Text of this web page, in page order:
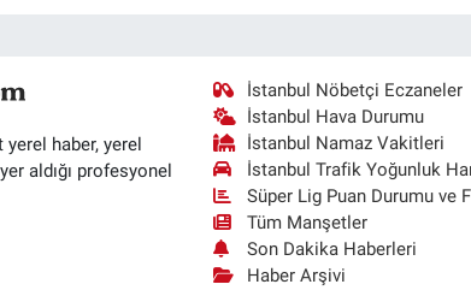
haber, yerel
aldığı profesyonel
İstanbul Nöbetçi Eczaneler
İstanbul Hava Durumu
İstanbul Namaz Vakitleri
İstanbul Trafik Yoğunluk
Süper Lig Puan Durumu ve
Tüm Manşetler
Son Dakika Haberleri
Haber Arşivi